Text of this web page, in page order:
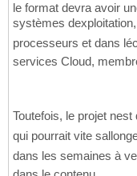
le format devra avoir
systèmes
processeurs et dans
services Cloud,
Toutefois, le projet
qui pourrait vite
dans les semaines à